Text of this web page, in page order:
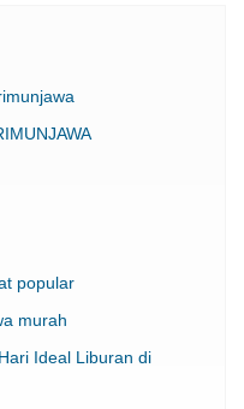
popular
murah
Ideal Liburan di